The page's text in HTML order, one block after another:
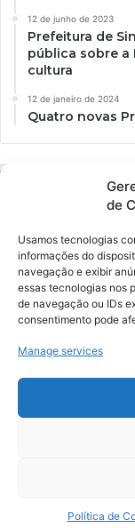
de
Usamos tecnologias
informações do
navegação e exibir
essas tecnologias nos
de navegação ou IDs
consentimento pode
Manage services
Política de
12 de junho de 2023
Prefeitura de
pública sobre a
cultura
12 de janeiro de 2024
Quatro novas
Ockara é uma
oferecer o
© Merak
Inscrição